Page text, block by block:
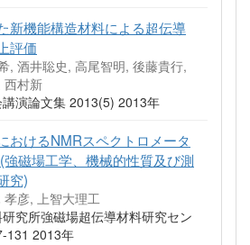
新機能構造材料による超伝導
評価
, 酒井聡史, 高尾智明, 後藤貴行,
西村新
演論文集 2013(5) 2013年
おけるNMRスペクトロメータ
磁場工学、機械的性質及び測
究)
彦, 上智大理工
究所強磁場超伝導材料研究セン
131 2013年